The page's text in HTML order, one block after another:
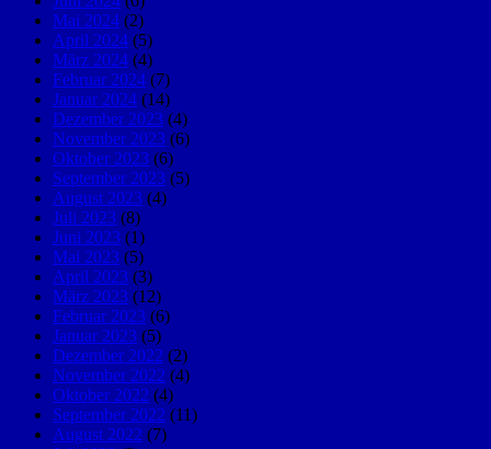
Mai 2024 (2)
April 2024 (5)
März 2024 (4)
Februar 2024 (7)
Januar 2024 (14)
Dezember 2023 (4)
November 2023 (6)
Oktober 2023 (6)
September 2023 (5)
August 2023 (4)
Juli 2023 (8)
Juni 2023 (1)
Mai 2023 (5)
April 2023 (3)
März 2023 (12)
Februar 2023 (6)
Januar 2023 (5)
Dezember 2022 (2)
November 2022 (4)
Oktober 2022 (4)
September 2022 (11)
August 2022 (7)